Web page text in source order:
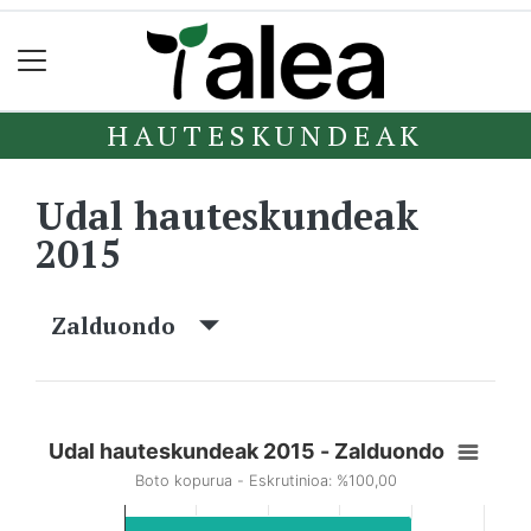
HAUTESKUNDEAK
Udal hauteskundeak
2015
Zalduondo
Udal hauteskundeak 2015 - Zalduondo
Boto kopurua - Eskrutinioa: %100,00